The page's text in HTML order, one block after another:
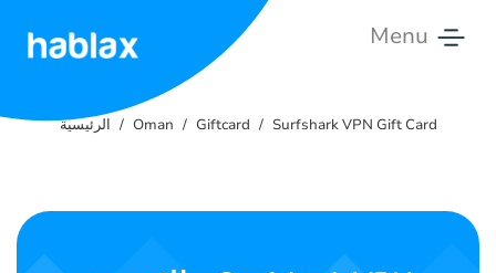
Menu
الأسعار
اتصل
الرئيسية Oman Giftcard Surfshark VPN Gift Card